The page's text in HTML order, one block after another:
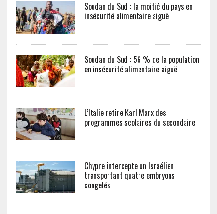
Soudan du Sud : la moitié du pays en
insécurité alimentaire aiguë
Soudan du Sud : 56 % de la population
en insécurité alimentaire aiguë
L’Italie retire Karl Marx des
programmes scolaires du secondaire
Chypre intercepte un Israélien
transportant quatre embryons
congelés